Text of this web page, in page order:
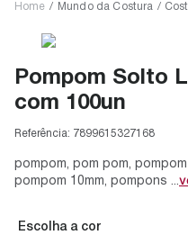
Home / Mundo da Costura /
Pompom Solto
com 100un
Referência: 7899615327168
pompom, pom pom,
pompom 10mm, pompons ...
cor
3º
agulhas
º
s0105
7º
máquina
9º
maquina
10º black